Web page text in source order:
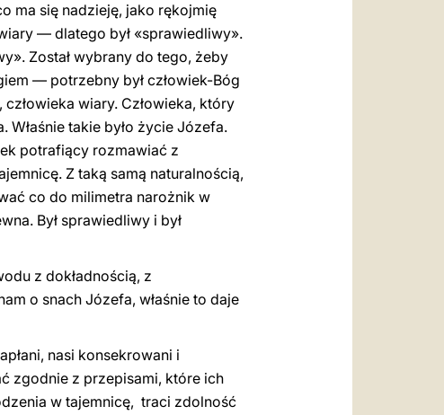
ma się nadzieję, jako rękojmię
— dlatego był «sprawiedliwy».
Został wybrany do tego, żeby
— potrzebny był człowiek-Bóg
wiary. Człowieka, który
Właśnie takie było życie Józefa.
potrafiący rozmawiać z
Z taką samą naturalnością,
co do milimetra narożnik w
Był sprawiedliwy i był
z dokładnością, z
o snach Józefa, właśnie to daje
nasi konsekrowani i
zgodnie z przepisami, które ich
w tajemnicę, traci zdolność